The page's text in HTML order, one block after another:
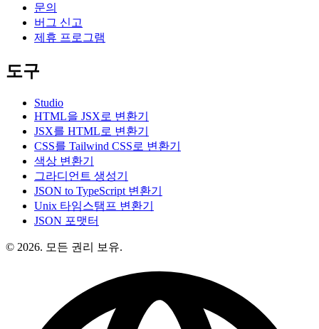
문의
버그 신고
제휴 프로그램
도구
Studio
HTML을 JSX로 변환기
JSX를 HTML로 변환기
CSS를 Tailwind CSS로 변환기
색상 변환기
그라디언트 생성기
JSON to TypeScript 변환기
Unix 타임스탬프 변환기
JSON 포맷터
© 2026. 모든 권리 보유.